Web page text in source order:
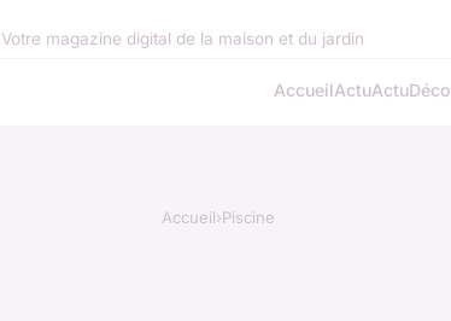
Votre magazine digital de la maison et du jardin
AccueilActuActuDéco
Accueil›Piscine